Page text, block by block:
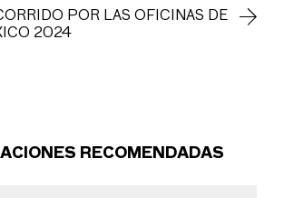
POR LAS OFICINAS DE
2024
RECOMENDADAS